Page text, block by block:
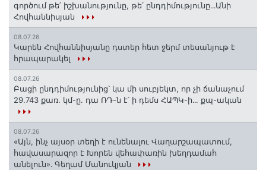
գործում թե՛ իշխանությունը, թե՛ ընդդիմությունը․․․Անի
Հովհաննիսյան
08.07.26
Կարեն Հովհաննիսյանը դստեր հետ ջերմ տեսանյութ է
հրապարակել
08.07.26
Բացի ընդդիմությունից՝ կա մի սուբյեկտ, որ չի ճանաչում
29.743 քառ. կմ-ը. դա ՌԴ-ն է՝ ի դեմս ՀԱՊԿ-ի․․. քպ-ական
08.07.26
«Այն, ինչ այսօր տեղի է ունենալու Վաղարշապատում,
հավասարազոր է Խորեն վեհափառին խեղդամահ
անելուն»․ Գեղամ Մանուկյան